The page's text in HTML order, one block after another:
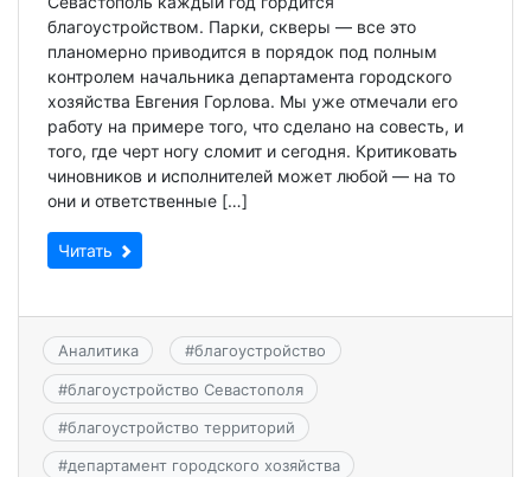
благоустройством. Парки, скверы — все это
планомерно приводится в порядок под полным
контролем начальника департамента городского
хозяйства Евгения Горлова. Мы уже отмечали его
работу на примере того, что сделано на совесть, и
того, где черт ногу сломит и сегодня. Критиковать
чиновников и исполнителей может любой — на то
они и ответственные […]
Читать
Аналитика #благоустройство
#благоустройство Севастополя
#благоустройство территорий
#департамент городского хозяйства